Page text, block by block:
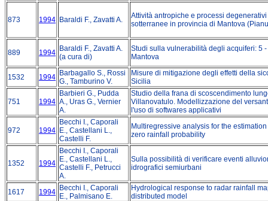
873 1994 Baraldi F., Zavatti A.
Attività antropiche e processi
sotterranee in provincia di Mantova
889 1994 Baraldi F., Zavatti A.
(a cura di)
Studi sulla vulnerabilità degli acquiferi: 5
Mantova
1532 1994 Barbagallo S., Rossi
G., Tamburino V.
Misure di mitigazione degli effetti della
Sicilia
751 1994
Barbieri G., Pudda
A., Uras G., Vernier
A.
Studio della frana di scoscendimento
Villanovatulo. Modellizzazione del
l'uso di softwares applicativi
972 1994
Becchi I., Caporali
E., Castellani L.,
Castelli F.
Multiregressive analysis for the
zero rainfall probability
1352 1994
Becchi I., Caporali
E., Castellani L.,
Castelli F., Petrucci
A.
Sulla possibilità di verificare eventi
idrografici semiurbani
1617 1994 Becchi I., Caporali
E., Palmisano E.
Hydrological response to radar rainfall
distributed model